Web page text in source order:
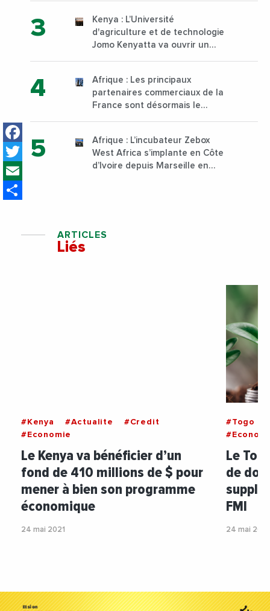
Facebook
Twitter
Kenya : L’Université
d'agriculture et de technologie
Jomo Kenyatta va ouvrir un
sur son campus de Karen à
Nairobi dès janvier 2023
Afrique : Les principaux
partenaires commerciaux de la
France sont désormais le
Afrique : L’incubateur Zebox
West Africa s’implante en Côte
d’Ivoire depuis Marseille en
ARTICLES
Liés
#Kenya #Actualite
#Credit
#Economie
Le Kenya va bénéficier d’un
fond de 410 millions de $ pour
mener à bien son programme
économique
24 mai 2021
#Togo
Le
de
FMI
24 mai 2021